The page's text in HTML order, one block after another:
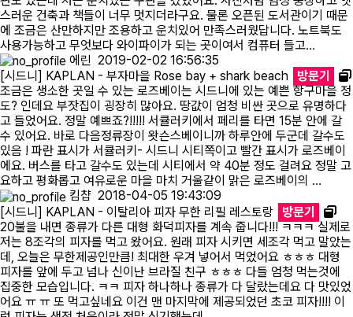
스러운 건축과 책들이 너무 멋지더라구요. 물론 오픈된 도서관이기 때문
에 조금은 산만하지만 조용하고 운치있어 만족스러웠답니다. 노트북도
사용가능하고 무엇보다 와이파이가 되는 곳이여서 컴퓨터 들고…
에린 2019-02-02 16:56:35
[시드니] KAPLAN - 부자마을 Rose bay + shark beach
방문기
조금은 생소한 곳일 수 있는 로즈베이는 시드니에 있는 예쁜 항구마을 정
도? 인데요 부잣집이 굉장히 많아요. 땅값이 엄청 비싼 곳으로 유명하다
고 들었어요. 정말 예쁘죠?!!!!! 서큘러키에서 페리를 타면 15분 안에 갈
수 있어요. 바로 다음정류장이 왓슨스베이니까 하루안에 두군데 갈수도
있음 ! 파란 표시가 서큘러키- 시드니 시티쪽이고 빨간 표시가 로즈베이
에요. 버스를 타고 갈수도 있는데 시티에서 약 40분 정도 걸려요 정말 고
요하고 평화롭고 여유로운 마을 마치 거울같이 맑은 로즈베이의 …
킴챱 2018-04-05 19:43:09
[시드니] KAPLAN - 이탈리아 피자 무한 리필 레스토랑
방문기
20불을 내면 종류가 다른 대형 화덕피자를 계속 줍니다!!! ㅋㅋㅋ 실제로
저는 8조각의 피자를 먹고 왔어요. 원래 피자 시키면 세조각 먹고 말았는
데, 오늘은 무한제공인만큼! 최대한 우겨 넣어서 먹었어요 ㅎㅎㅎ 대형
피자를 앞에 두고 넘나 신이난 브라질 친구 ㅎㅎㅎ 다들 엄청 먹는것에
집중한 모습입니다. ㅋㅋ 피자 하나하나 종류가 다 달랐는데요 다 맛있었
어요 ㅠ ㅠ 또 먹고싶네요 이건 맨 마지막에 제공되었던 초코 피자!!!! 이